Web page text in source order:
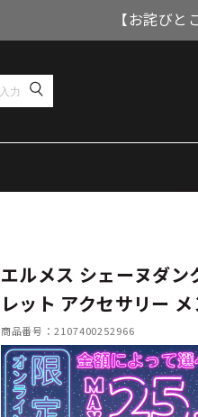
【お詫び
エルメス シェーヌダ
レット アクセサリー
商品番号：2107400252966